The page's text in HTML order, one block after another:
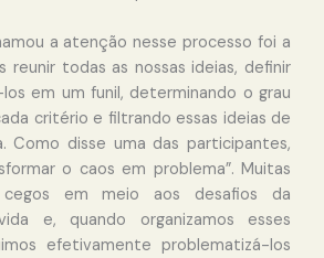
a atenção nesse processo foi a
reunir todas as nossas ideias, definir
em um funil, determinando o grau
critério e filtrando essas ideias de
Como disse uma das participantes,
o caos em problema”. Muitas
cegos em meio aos desafios da
e, quando organizamos esses
efetivamente problematizá-los